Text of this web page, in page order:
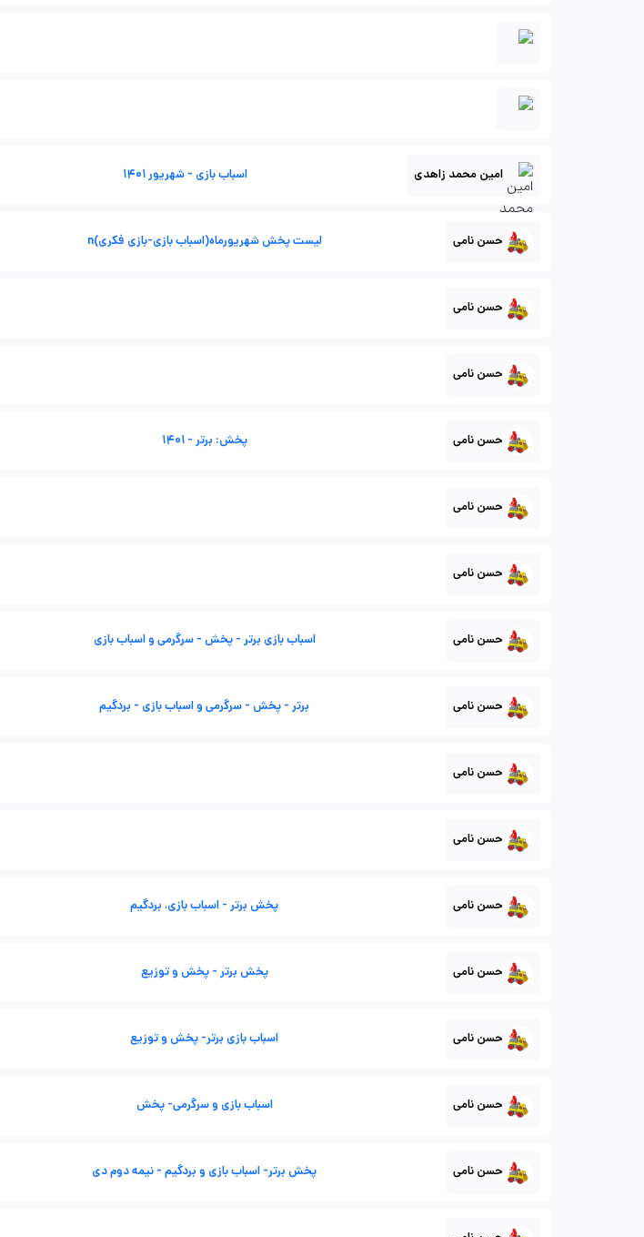
امین محمد زاهدی اسباب بازی - شهریور 1401
حسن نامی لیست پخش شهریورماه(اسباب بازی-بازی فکری)n
حسن نامی
حسن نامی
حسن نامی پخش: برتر - 1401
حسن نامی
حسن نامی
حسن نامی اسباب بازی برتر - پخش - سرگرمی و اسباب بازی
حسن نامی برتر - پخش - سرگرمی و اسباب بازی - بردگیم
حسن نامی
حسن نامی
حسن نامی پخش برتر - اسباب بازی، بردگیم
حسن نامی پخش برتر - پخش و توزیع
حسن نامی اسباب بازی برتر- پخش و توزیع
حسن نامی اسباب بازی و سرگرمی- پخش
حسن نامی پخش برتر- اسباب بازی و بردگیم - نیمه دوم دی